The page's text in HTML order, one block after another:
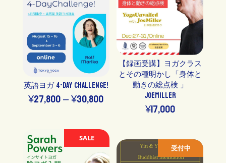
–
¥24,500
–
英語ヨガ 4-Day Challenge!
¥27,800–¥30,800価
帯:
¥27,800
【録画受講】ヨガクラス
とその種明かし「身体と
動きの総点検 」
JoeMiller
¥17,000
SALE
受付中